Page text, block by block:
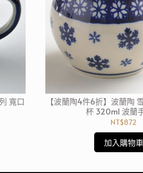
寬口
【波蘭陶4件6折】波蘭陶
杯 320ml 波蘭
NT$872
加入購物車